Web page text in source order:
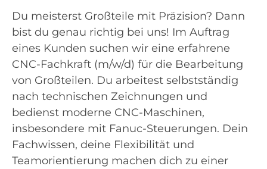
Du meisterst Großteile mit Präzision? Dann
bist du genau richtig bei uns! Im Auftrag
eines Kunden suchen wir eine erfahrene
CNC-Fachkraft (m/w/d) für die Bearbeitung
von Großteilen. Du arbeitest selbstständig
nach technischen Zeichnungen und
bedienst moderne CNC-Maschinen,
insbesondere mit Fanuc-Steuerungen. Dein
Fachwissen, deine Flexibilität und
Teamorientierung machen dich zu einer